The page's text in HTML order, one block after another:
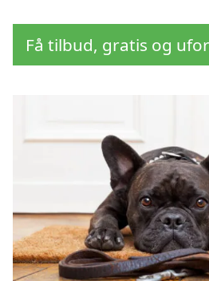
Få tilbud, gratis og